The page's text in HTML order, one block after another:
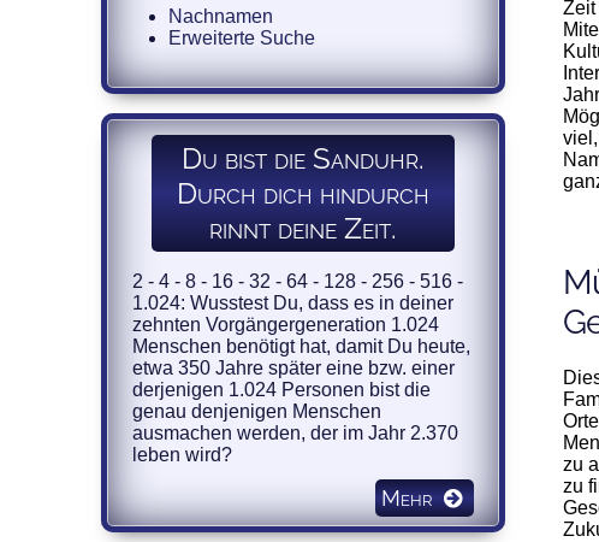
Zeit
zu
zu
Nachnamen
Erweiterte Suche
Du bist die Sanduhr.
Durch dich hindurch
rinnt deine Zeit.
2 - 4 - 8 - 16 - 32 - 64 - 128 - 256 - 516 -
1.024: Wusstest Du, dass es in deiner
zehnten Vorgängergeneration 1.024
Menschen benötigt hat, damit Du heute,
etwa 350 Jahre später eine bzw. einer
derjenigen 1.024 Personen bist die
genau denjenigen Menschen
ausmachen werden, der im Jahr 2.370
leben wird?
Mehr